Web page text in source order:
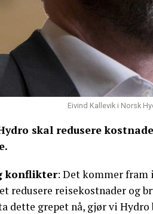
Eivind Kallevik i Norsk
skal redusere
konflikter: Det kommer fram
redusere reisekostnader og
ta dette grepet nå, gjør vi